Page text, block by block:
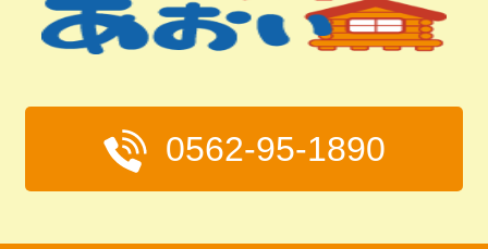
0562-95-1890